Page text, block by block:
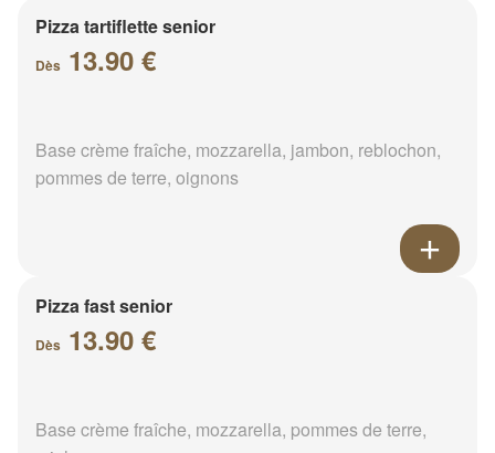
Pizza tartiflette senior
Dès 13.90 €
Base crème fraîche, mozzarella, jambon, reblochon,
pommes de terre, oignons
Pizza fast senior
Dès 13.90 €
Base crème fraîche, mozzarella, pommes de terre,